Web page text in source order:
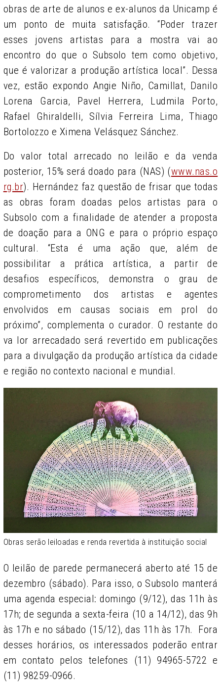
obras de arte de alunos e ex-alunos da Unicamp é
um ponto de muita satisfação. “Poder trazer
esses jovens artistas para a mostra vai ao
encontro do que o Subsolo tem como objetivo,
que é valorizar a produção artística local”. Dessa
vez, estão expondo Angie Niño, Camillat, Danilo
Lorena Garcia, Pavel Herrera, Ludmila Porto,
Rafael Ghiraldelli, Sílvia Ferreira Lima, Thiago
Bortolozzo e Ximena Velásquez Sánchez.
Do valor total arrecado no leilão e da venda
posterior, 15% será doado para (NAS) (www.nas.o
rg.br). Hernández faz questão de frisar que todas
as obras foram doadas pelos artistas para o
Subsolo com a finalidade de atender a proposta
de doação para a ONG e para o próprio espaço
cultural. “Esta é uma ação que, além de
possibilitar a prática artística, a partir de
desafios específicos, demonstra o grau de
comprometimento dos artistas e agentes
envolvidos em causas sociais em prol do
próximo”, complementa o curador. O restante do
va lor arrecadado será revertido em publicações
para a divulgação da produção artística da cidade
e região no contexto nacional e mundial.
Obras serão leiloadas e renda revertida à instituição social
O leilão de parede permanecerá aberto até 15 de
dezembro (sábado). Para isso, o Subsolo manterá
uma agenda especial: domingo (9/12), das 11h às
17h; de segunda a sexta-feira (10 a 14/12), das 9h
às 17h e no sábado (15/12), das 11h às 17h. Fora
desses horários, os interessados poderão entrar
em contato pelos telefones (11) 94965-5722 e
(11) 98259-0966.